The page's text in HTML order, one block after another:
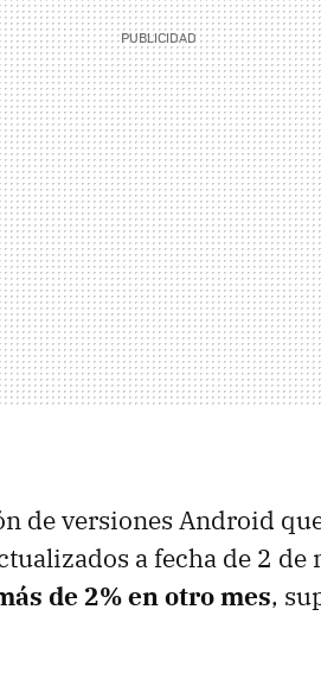
de versiones Android
a fecha de 2 de
de 2% en otro mes,